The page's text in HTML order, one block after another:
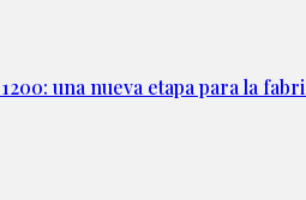
una nueva etapa para la